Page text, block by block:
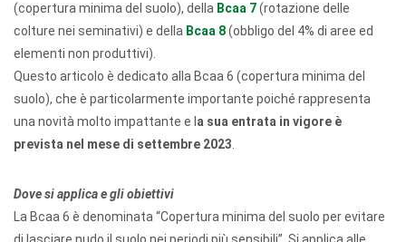
(copertura minima del suolo), della Bcaa 7(rotazione delle
colture nei seminativi) e della Bcaa 8(obbligo del 4% di aree ed
elementi non produttivi).
Questo articolo è dedicato alla Bcaa 6 (copertura minima del
suolo), che è particolarmente importante poiché rappresenta
una novità molto impattante e l a sua entrata in vigore è
prevista nel mese di settembre 2023
Dove si applica e gli obiettivi
La Bcaa 6 è denominata “Copertura minima del suolo per evitare